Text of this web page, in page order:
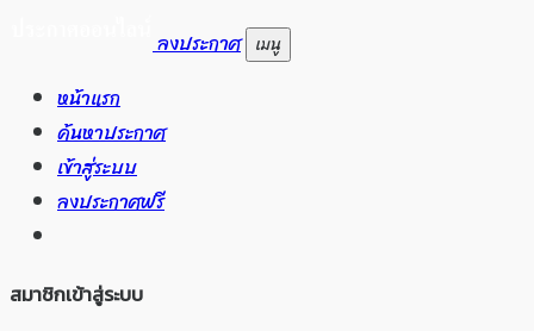
ลงประกาศ เมนู
หน้าแรก
ค้นหาประกาศ
เข้าสู่ระบบ
ลงประกาศฟรี
สมาชิกเข้าสู่ระบบ